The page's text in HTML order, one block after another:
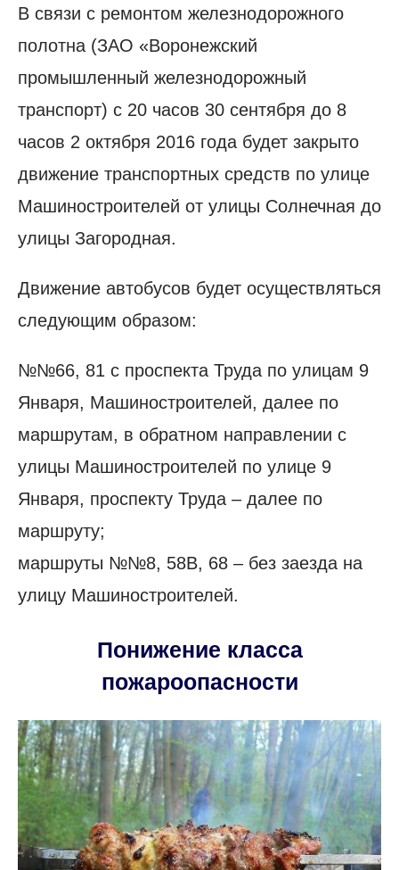
В связи с ремонтом железнодорожного
полотна (ЗАО «Воронежский
промышленный железнодорожный
транспорт) с 20 часов 30 сентября до 8
часов 2 октября 2016 года будет закрыто
движение транспортных средств по улице
Машиностроителей от улицы Солнечная до
улицы Загородная.
Движение автобусов будет осуществляться
следующим образом:
№№66, 81 с проспекта Труда по улицам 9
Января, Машиностроителей, далее по
маршрутам, в обратном направлении с
улицы Машиностроителей по улице 9
Января, проспекту Труда – далее по
маршруту;
маршруты №№8, 58В, 68 – без заезда на
улицу Машиностроителей.
Понижение класса
пожароопасности